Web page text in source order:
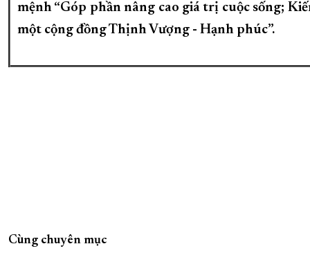
mệnh “Góp phần nâng cao giá trị cuộc sống;
một cộng đồng Thịnh Vượng - Hạnh phúc”.
Cùng chuyên mục